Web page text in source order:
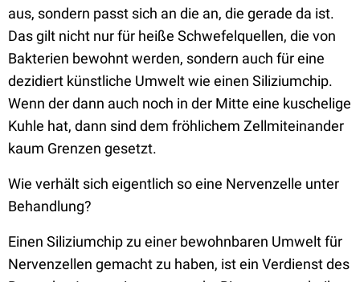
aus, sondern passt sich an die an, die gerade da ist.
Das gilt nicht nur für heiße Schwefelquellen, die von
Bakterien bewohnt werden, sondern auch für eine
dezidiert künstliche Umwelt wie einen Siliziumchip.
Wenn der dann auch noch in der Mitte eine kuschelige
Kuhle hat, dann sind dem fröhlichem Zellmiteinander
kaum Grenzen gesetzt.
Wie verhält sich eigentlich so eine Nervenzelle unter
Behandlung?
Einen Siliziumchip zu einer bewohnbaren Umwelt für
Nervenzellen gemacht zu haben, ist ein Verdienst des